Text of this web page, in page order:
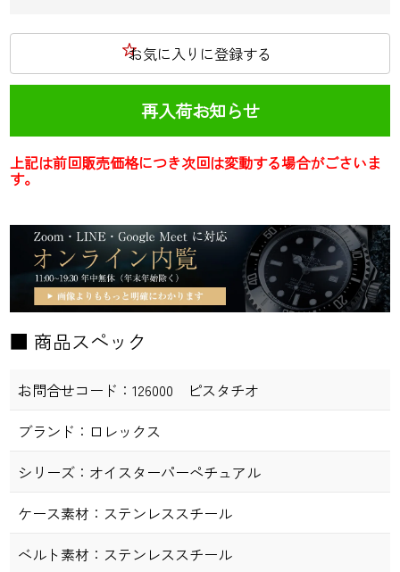
お気に入りに登録する
再入荷お知らせ
上記は前回販売価格につき次回は変動する場合がごさいま
す。
■ 商品スペック
お問合せコード： 126000 ピスタチオ
ブランド： ロレックス
シリーズ： オイスターパーペチュアル
ケース素材： ステンレススチール
ベルト素材： ステンレススチール